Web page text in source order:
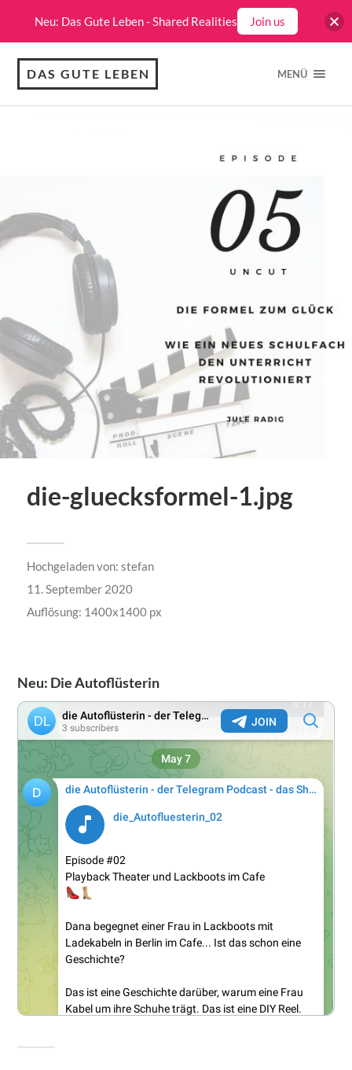
DAS GUTE LEBEN MENÜ
die-gluecksformel-1.jpg
Hochgeladen von: stefan
11. September 2020
Auflösung: 1400x1400 px
Neu: Die Autoflüsterin
Neu: Das Gute Leben - Shared Realities Join us